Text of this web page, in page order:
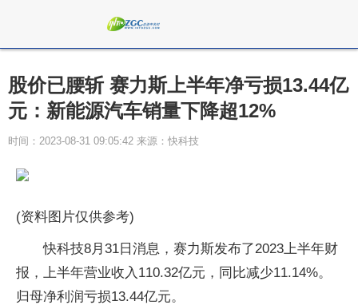
股价已腰斩 赛力斯上半年净亏损13.44亿
元：新能源汽车销量下降超12%
时间：2023-08-31 09:05:42 来源：快科技
(资料图片仅供参考)
快科技8月31日消息，赛力斯发布了2023上半年财
报，上半年营业收入110.32亿元，同比减少11.14%。
归母净利润亏损13.44亿元。